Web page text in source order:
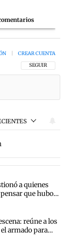
SIGA ESTA
SEGUIR
CREAR CUENTA
en los
a Jorge
a quienes
que hubo
vuelve al centro
reúne a los
armado para